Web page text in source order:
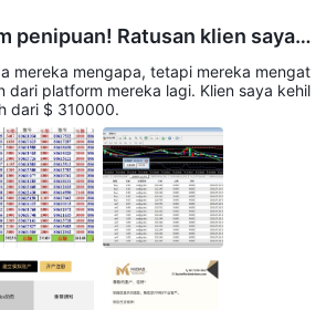
penipuan! Ratusan klien saya k
tanggal 26 Juli.
mereka mengapa, tetapi mereka mengat
dari platform mereka lagi. Klien saya kehil
dari $ 310000.